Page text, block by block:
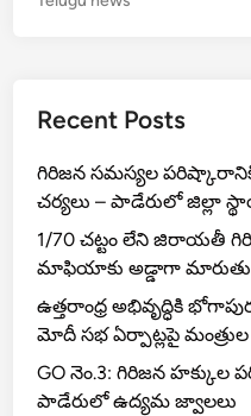
క
క
త
ని
ఖీ
a
:
అ
మ్మ
త
ప్పి
దా
లు
p
o
k
Recent Posts
గిరిజన సమస్యల
చర్యలు – పాడేరులో జిల్లా
1/70 చట్టం లేని జిరాయతీ
మాఫియాకు అడ్డాగా
ఉత్తరాంధ్ర అభివృద్ధికి
మోదీ సభ ఏర్పాట్లపై మంత్రుల
GO నెం.3: గిరిజన హక్కుల
పాడేరులో ఉద్యమ జ్వాలలు